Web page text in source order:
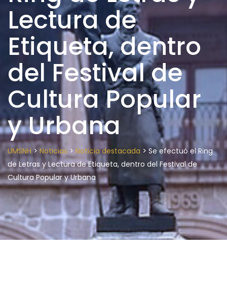
Lectura de
Etiqueta, dentro
del Festival de
Cultura Popular
y Urbana
UMSNH> Noticias > Noticia destacada > Se efectuó el Ring
de Letras y Lectura de Etiqueta, dentro del Festival de
Cultura Popular y Urbana